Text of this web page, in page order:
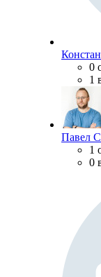
0
1
Павел
1
0